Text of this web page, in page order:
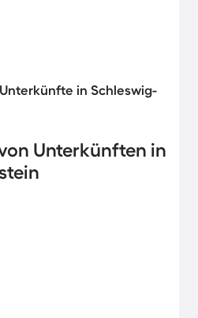
in Schleswig-
Unterkünften in